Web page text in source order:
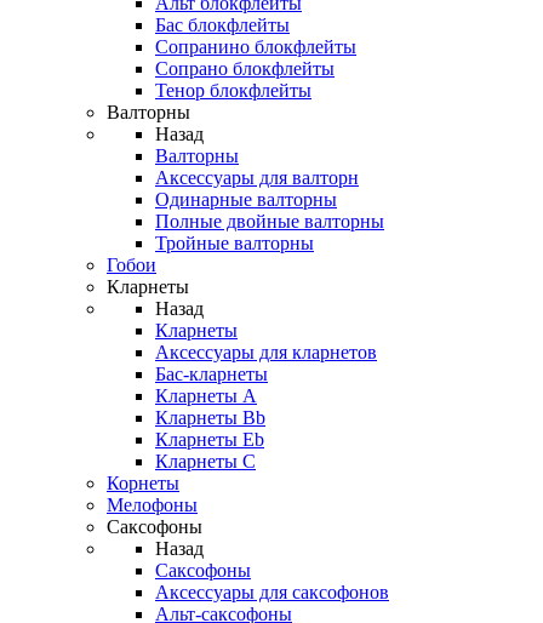
Бас блокфлейты
Сопранино блокфлейты
Сопрано блокфлейты
Тенор блокфлейты
Валторны
Назад
Валторны
Аксессуары для валторн
Одинарные валторны
Полные двойные валторны
Тройные валторны
Гобои
Кларнеты
Назад
Кларнеты
Аксессуары для кларнетов
Бас-кларнеты
Кларнеты A
Кларнеты Bb
Кларнеты Eb
Кларнеты С
Корнеты
Мелофоны
Саксофоны
Назад
Саксофоны
Аксессуары для саксофонов
Альт-саксофоны